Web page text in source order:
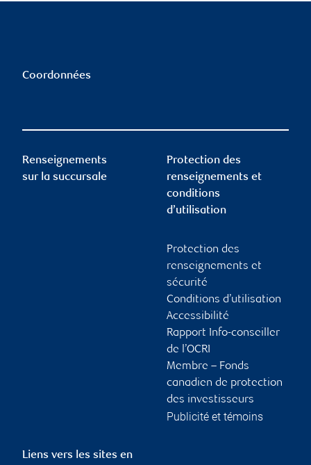
Coordonnées
Renseignements
sur la succursale
Protection des
renseignements et
conditions
d’utilisation
Protection des
renseignements et
sécurité
Conditions d’utilisation
Accessibilité
Rapport Info-conseiller
de l’OCRI
Membre – Fonds
canadien de protection
des investisseurs
Publicité et témoins
Liens vers les sites en